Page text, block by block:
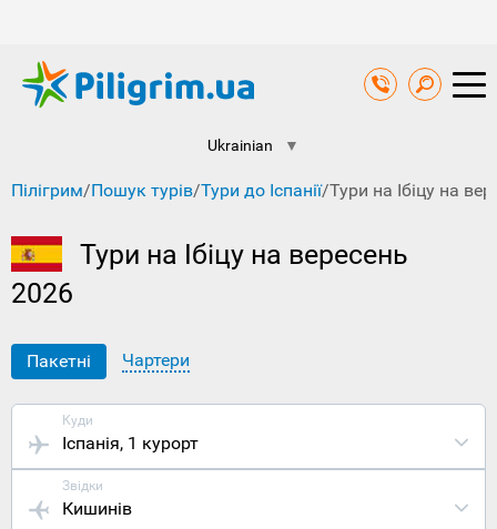
Ukrainian ▼
Пілігрим/Пошук турів/Тури до Іспанії/Тури на Ібіцу на
Тури на Ібіцу на вересень
2026
Пакетні Чартери
Куди
Іспанія, 1 курорт
Звідки
Кишинів